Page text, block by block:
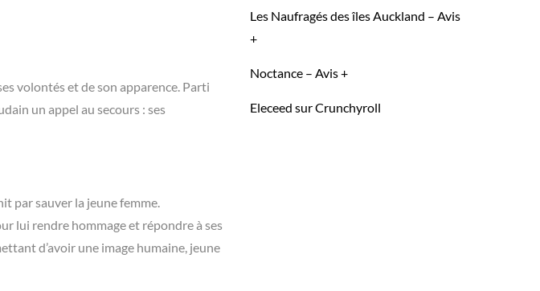
volontés et de son apparence. Parti
un appel au secours : ses
par sauver la jeune femme.
lui rendre hommage et répondre à ses
d’avoir une image humaine, jeune
Les Naufragés des îles Auckland – Avis
+
Noctance – Avis +
Eleceed sur Crunchyroll